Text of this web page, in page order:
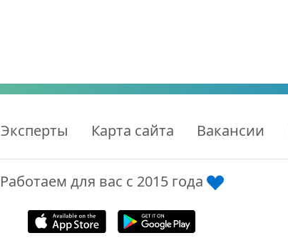
Карта сайта Вакансии
Работаем для вас с 2015 года